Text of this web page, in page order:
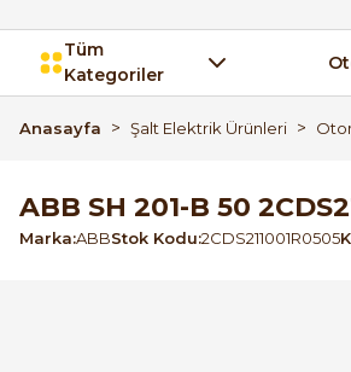
Tüm
Kategoriler
Anasayfa Şalt Elektrik Ürünleri
ABB SH 201-B 50
Marka ABBStok Kodu 2CDS211001R0505